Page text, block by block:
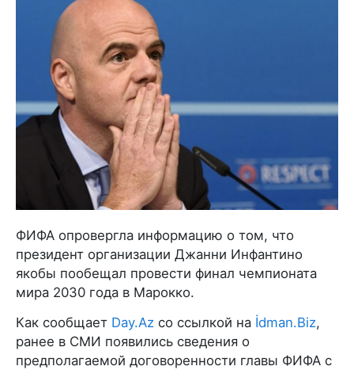
ФИФА опровергла информацию о том, что
президент организации Джанни Инфантино
якобы пообещал провести финал чемпионата
мира 2030 года в Марокко.
Как сообщает Day.Az со ссылкой на İdman.Biz,
ранее в СМИ появились сведения о
предполагаемой договоренности главы ФИФА с